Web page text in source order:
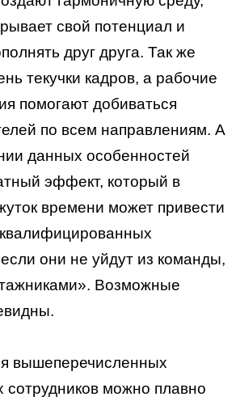
свой потенциал и
друг друга. Так же
текучки кадров, а рабочие
помогают добиваться
по всем направлениям. А
данных особенностей
эффект, который в
времени может привести
они не уйдут из команды,
Возможные
вышеперечисленных
сотрудников можно плавно